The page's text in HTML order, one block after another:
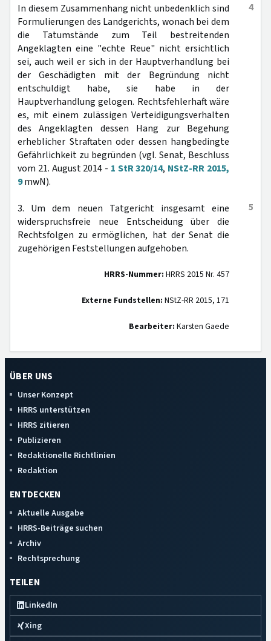
4
In diesem Zusammenhang nicht unbedenklich sind
Formulierungen des Landgerichts, wonach bei dem
die Tatumstände zum Teil bestreitenden
Angeklagten eine "echte Reue" nicht ersichtlich
sei, auch weil er sich in der Hauptverhandlung bei
der Geschädigten mit der Begründung nicht
entschuldigt habe, sie habe in der
Hauptverhandlung gelogen. Rechtsfehlerhaft wäre
es, mit einem zulässigen Verteidigungsverhalten
des Angeklagten dessen Hang zur Begehung
erheblicher Straftaten oder dessen hangbedingte
Gefährlichkeit zu begründen (vgl. Senat, Beschluss
vom 21. August 2014 - 1 StR 320/14, NStZ-RR 2015,
9mwN).
5
3. Um dem neuen Tatgericht insgesamt eine
widerspruchsfreie neue Entscheidung über die
Rechtsfolgen zu ermöglichen, hat der Senat die
zugehörigen Feststellungen aufgehoben.
HRRS-Nummer: HRRS 2015 Nr. 457
Externe Fundstellen: NStZ-RR 2015, 171
Bearbeiter: Karsten Gaede
ÜBER UNS
Unser Konzept
HRRS unterstützen
HRRS zitieren
Publizieren
Redaktionelle Richtlinien
Redaktion
ENTDECKEN
Aktuelle Ausgabe
HRRS-Beiträge suchen
Archiv
Rechtsprechung
TEILEN
LinkedIn
Xing